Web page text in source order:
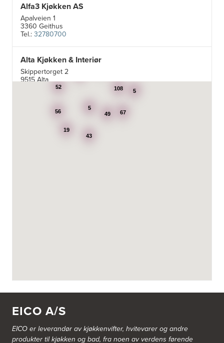
Alfa3 Kjøkken AS
Apalveien 1
3360 Geithus
Tel.:32780700
Alta Kjøkken & Interiør
Skippertorget 2
9515 Alta
99007242
Aran Scandinavia AS
Stadsing. Dahls gt. 31A
7043 Trondheim
Aurland Elektriske AS
Odden 10 A
Tel.:57-633463
Bekkestua kjøkkenstudio as
49
108
52
56 67
43
5
5
19
EICO A/S
EICO er leverandør av kjøkkenvifter, hvitevarer og andre
produkter til kjøkken og bad, fra noen av verdens førende